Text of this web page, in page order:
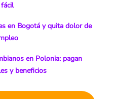
en Bogotá y quita dolor de
en Polonia: pagan
y beneficios